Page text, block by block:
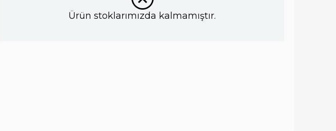
Ürün stoklarımızda kalmamıştır.